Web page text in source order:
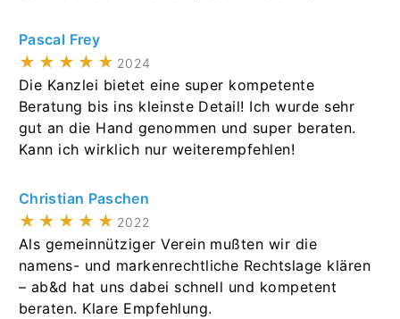
Pascal Frey
★★★★★ 2024
Die Kanzlei bietet eine super kompetente
Beratung bis ins kleinste Detail! Ich wurde sehr
gut an die Hand genommen und super beraten.
Kann ich wirklich nur weiterempfehlen!
Christian Paschen
★★★★★ 2022
Als gemeinnütziger Verein mußten wir die
namens- und markenrechtliche Rechtslage klären
– ab&d hat uns dabei schnell und kompetent
beraten. Klare Empfehlung.